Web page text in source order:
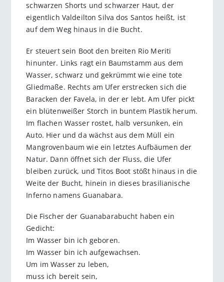
schwarzen Shorts und schwarzer Haut, der
eigentlich Valdeilton Silva dos Santos heißt, ist
auf dem Weg hinaus in die Bucht.
Er steuert sein Boot den breiten Rio Meriti
hinunter. Links ragt ein Baumstamm aus dem
Wasser, schwarz und gekrümmt wie eine tote
Gliedmaße. Rechts am Ufer erstrecken sich die
Baracken der Favela, in der er lebt. Am Ufer pickt
ein blütenweißer Storch in buntem Plastik herum.
Im flachen Wasser rostet, halb versunken, ein
Auto. Hier und da wächst aus dem Müll ein
Mangrovenbaum wie ein letztes Aufbäumen der
Natur. Dann öffnet sich der Fluss, die Ufer
bleiben zurück, und Titos Boot stößt hinaus in die
Weite der Bucht, hinein in dieses brasilianische
Inferno namens Guanabara.
Die Fischer der Guanabarabucht haben ein
Gedicht:
Im Wasser bin ich geboren.
Im Wasser bin ich aufgewachsen.
Um im Wasser zu leben,
muss ich bereit sein,